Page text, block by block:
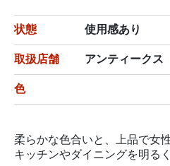
状態 使用感あり
取扱店舗 アンティークス
色
柔らかな色合いと、上品で女
キッチンやダイニングを明る